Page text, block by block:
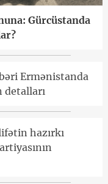
Gürcüstanda
Ermənistanda
detalları
hazırkı